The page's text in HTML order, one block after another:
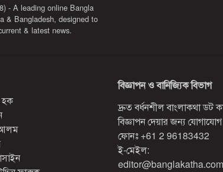
- A leading online Bangla
& Bangladesh, designed to
& latest news.
হক
আলম
বিজ্ঞাপন ও বানিজ্যিক বিভাগ
দ্রুত বর্ধনশীল বাংলাকথা
বিজ্ঞাপন দেয়ার জন্য
ফোনঃ +61 2 96183432
ই-মেইল: